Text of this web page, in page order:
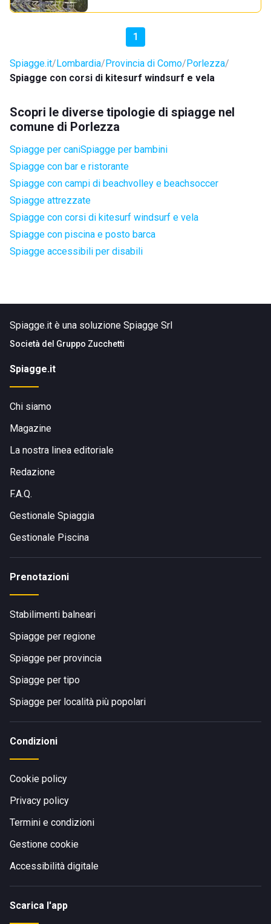
1
Spiagge.it Lombardia Provincia di Como Porlezza
Spiagge con corsi di kitesurf windsurf e vela
Scopri le diverse tipologie di spiagge nel
comune di Porlezza
Spiagge per caniSpiagge per bambini
Spiagge con bar e ristorante
Spiagge con campi di beachvolley e beachsoccer
Spiagge attrezzate
Spiagge con corsi di kitesurf windsurf e vela
Spiagge con piscina e posto barca
Spiagge accessibili per disabili
Spiagge.it è una soluzione Spiagge Srl
Società del Gruppo Zucchetti
Spiagge.it
Chi siamo
Magazine
La nostra linea editoriale
Redazione
F.A.Q.
Gestionale Spiaggia
Gestionale Piscina
Prenotazioni
Stabilimenti balneari
Spiagge per regione
Spiagge per provincia
Spiagge per tipo
Spiagge per località più popolari
Condizioni
Cookie policy
Privacy policy
Termini e condizioni
Gestione cookie
Accessibilità digitale
Scarica l'app